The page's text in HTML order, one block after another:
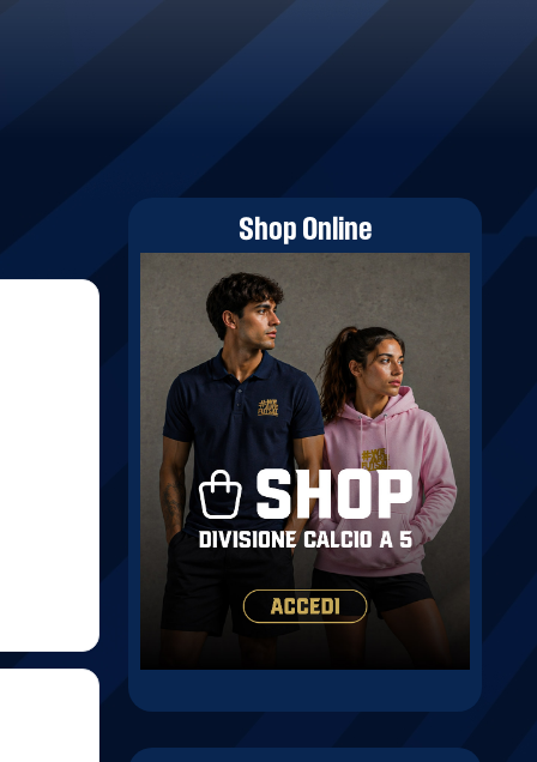
Shop Online